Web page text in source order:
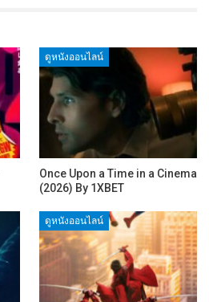
ดูหนังออนไลน์
Once Upon a Time in a Cinema
(2026) By 1XBET
ดูหนังออนไลน์